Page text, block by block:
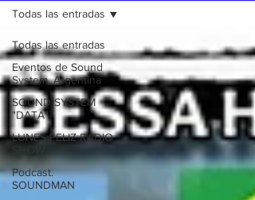
Todas las entradas
Eventos de Sound
System. Argentina
SOUND SYSTEM
"DATA"
LUNES FELIZ RADIO
Podcast.
SOUNDMAN
Todas las entradas